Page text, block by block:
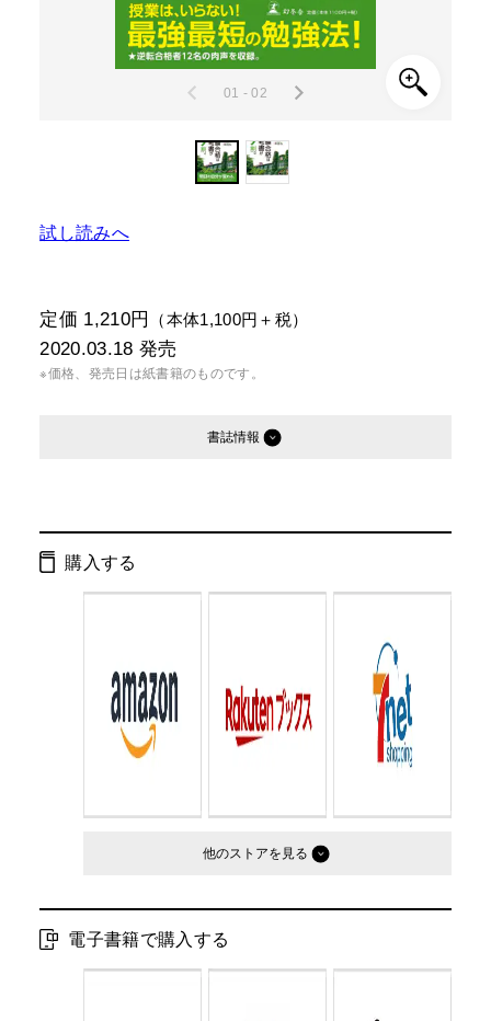
01 - 02
試し読みへ
定価 1,210円 （本体1,100円＋税）
2020.03.18 発売
※価格、発売日は紙書籍のものです。
書誌情報
ISBN：
購入する
他のストア
電子書籍で購入する